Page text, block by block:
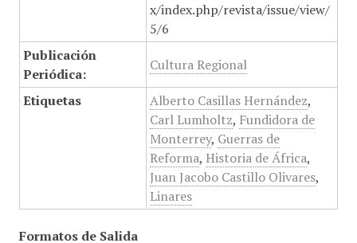
x/index.php/revista/issue/view/
5/6
Publicación
Periódica:
Cultura Regional
Etiquetas Alberto Casillas Hernández,
Carl Lumholtz, Fundidora de
Monterrey, Guerras de
Reforma, Historia de África,
Juan Jacobo Castillo Olivares,
Linares
Formatos de Salida